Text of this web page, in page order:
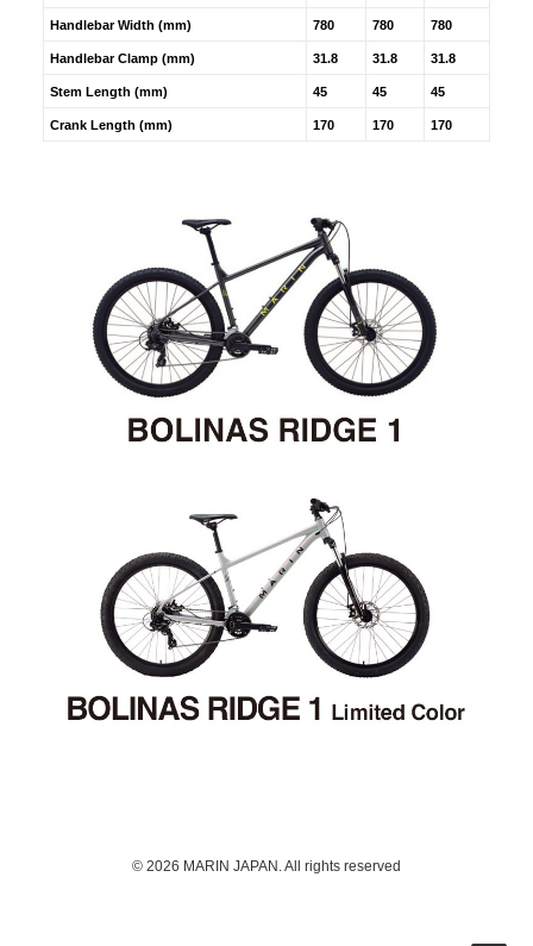
Handlebar Width (mm) 780 780 780
Handlebar Clamp (mm) 31.8 31.8 31.8
Stem Length (mm) 45 45 45
Crank Length (mm) 170 170 170
© 2026 MARIN JAPAN. All rights reserved